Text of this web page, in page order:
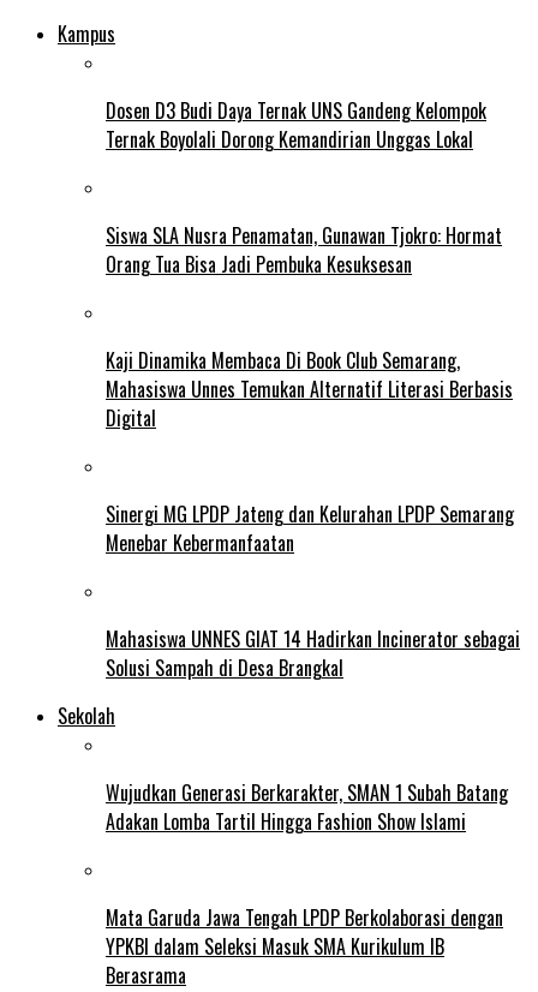
Kampus
Dosen D3 Budi Daya Ternak UNS Gandeng Kelompok
Ternak Boyolali Dorong Kemandirian Unggas Lokal
Siswa SLA Nusra Penamatan, Gunawan Tjokro: Hormat
Orang Tua Bisa Jadi Pembuka Kesuksesan
Kaji Dinamika Membaca Di Book Club Semarang,
Mahasiswa Unnes Temukan Alternatif Literasi Berbasis
Digital
Sinergi MG LPDP Jateng dan Kelurahan LPDP Semarang
Menebar Kebermanfaatan
Mahasiswa UNNES GIAT 14 Hadirkan Incinerator sebagai
Solusi Sampah di Desa Brangkal
Sekolah
Wujudkan Generasi Berkarakter, SMAN 1 Subah Batang
Adakan Lomba Tartil Hingga Fashion Show Islami
Mata Garuda Jawa Tengah LPDP Berkolaborasi dengan
YPKBI dalam Seleksi Masuk SMA Kurikulum IB
Berasrama